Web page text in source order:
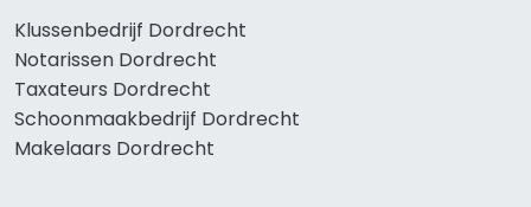
Klussenbedrijf Dordrecht
Notarissen Dordrecht
Taxateurs Dordrecht
Schoonmaakbedrijf Dordrecht
Makelaars Dordrecht